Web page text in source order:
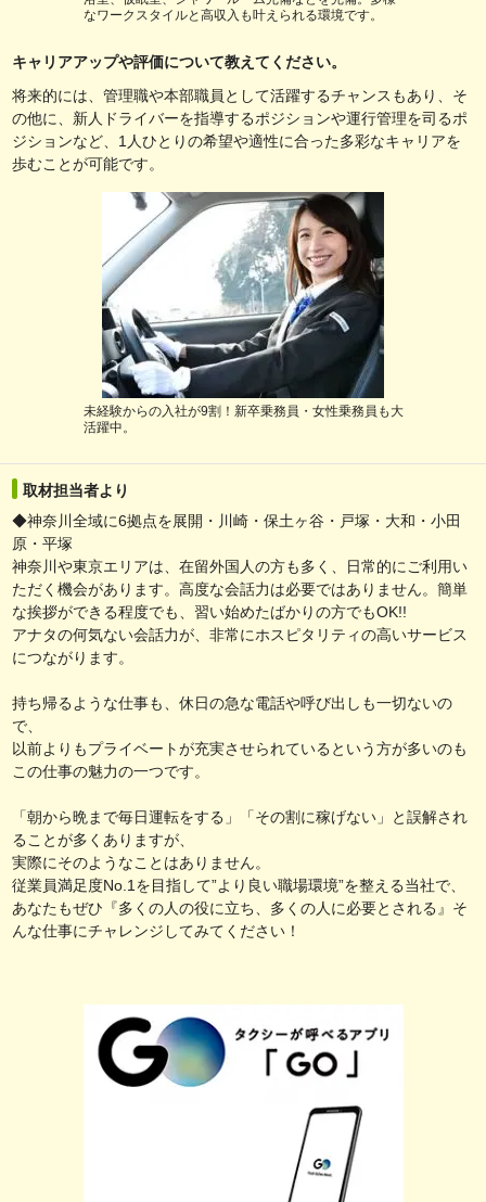
なワークスタイルと高収入も叶えられる環境です。
キャリアアップや評価について教えてください。
将来的には、管理職や本部職員として活躍するチャンスもあり、そ
の他に、新人ドライバーを指導するポジションや運行管理を司るポ
ジションなど、1人ひとりの希望や適性に合った多彩なキャリアを
歩むことが可能です。
未経験からの入社が9割！新卒乗務員・女性乗務員も大
活躍中。
取材担当者より
◆神奈川全域に6拠点を展開・川崎・保土ヶ谷・戸塚・大和・小田
原・平塚
神奈川や東京エリアは、在留外国人の方も多く、日常的にご利用い
ただく機会があります。高度な会話力は必要ではありません。簡単
な挨拶ができる程度でも、習い始めたばかりの方でもOK!!
アナタの何気ない会話力が、非常にホスピタリティの高いサービス
につながります。
持ち帰るような仕事も、休日の急な電話や呼び出しも一切ないの
で、
以前よりもプライベートが充実させられているという方が多いのも
この仕事の魅力の一つです。
「朝から晩まで毎日運転をする」「その割に稼げない」と誤解され
ることが多くありますが、
実際にそのようなことはありません。
従業員満足度No.1を目指して”より良い職場環境”を整える当社で、
あなたもぜひ『多くの人の役に立ち、多くの人に必要とされる』そ
んな仕事にチャレンジしてみてください！